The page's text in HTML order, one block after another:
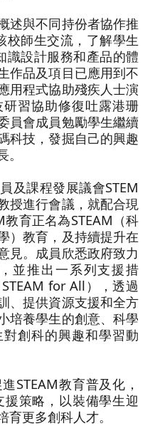
述與不同持份者協作推
校師生交流，了解學生
識設計服務和產品的體
作品及項目已應用到不
用程式協助殘疾人士演
習協助修復吐露港珊
員會成員勉勵學生繼續
科技，發掘自己的興趣
及課程發展議會STEM
授進行會議，就配合現
育正名為STEAM（科
）教育，及持續提升在
見。成員欣悉政府致力
並推出一系列支援措
for All），透過
、提供資源支援和全方
培養學生的創意、科學
創科的興趣和學習動
STEAM教育普及化，
策略，以裝備學生迎
更多創科人才。